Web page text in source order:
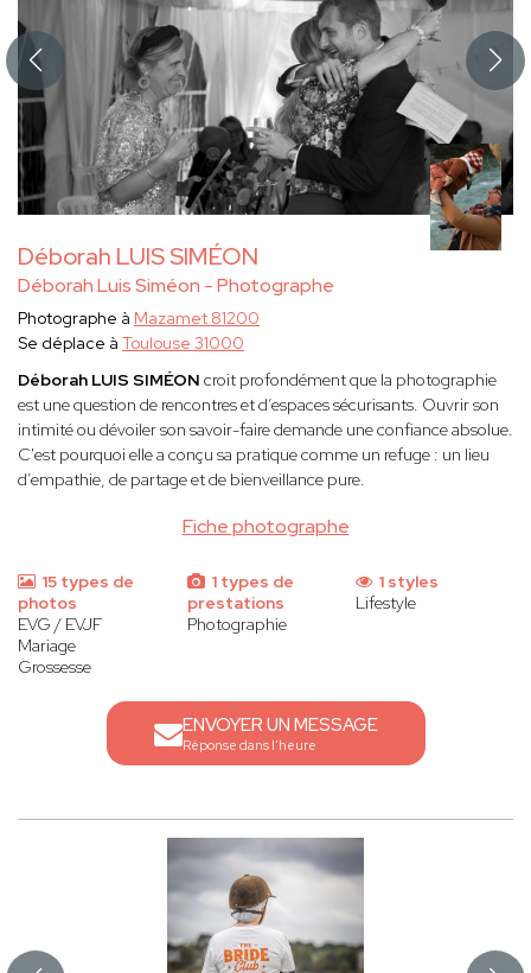
Déborah LUIS SIMÉON
Déborah Luis Siméon - Photographe
Fiche photographe
Photographe à Mazamet 81200
Se déplace à Toulouse 31000
Déborah LUIS SIMÉON croit profondément que la photographie
est une question de rencontres et d’espaces sécurisants. Ouvrir son
intimité ou dévoiler son savoir-faire demande une confiance absolue.
C'est pourquoi elle a conçu sa pratique comme un refuge : un lieu
d’empathie, de partage et de bienveillance pure.
15 types de
photos
EVG / EVJF
Mariage
Grossesse
1 types de
prestations
Photographie
1 styles
Lifestyle
ENVOYER UN MESSAGE
Réponse dans l'heure